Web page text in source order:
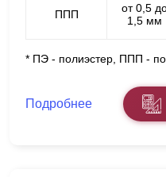
ППП
от 0,5
1,5 мм
* ПЭ - полиэстер, ППП -
Подробнее